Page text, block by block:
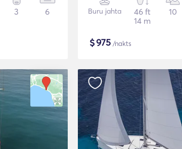
3 6 Buru jahta
46 ft
14 m
10
$975 /nakts